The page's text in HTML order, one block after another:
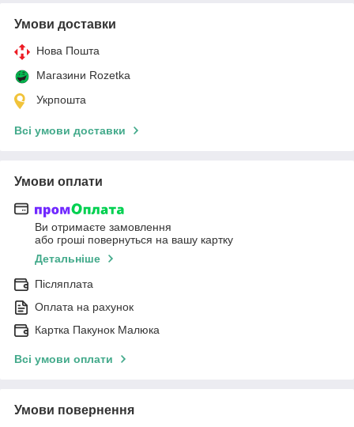
Умови доставки
Нова Пошта
Магазини Rozetka
Укрпошта
Всі умови доставки
Умови оплати
Ви отримаєте замовлення
або гроші повернуться на вашу картку
Детальніше
Післяплата
Оплата на рахунок
Картка Пакунок Малюка
Всі умови оплати
Умови повернення